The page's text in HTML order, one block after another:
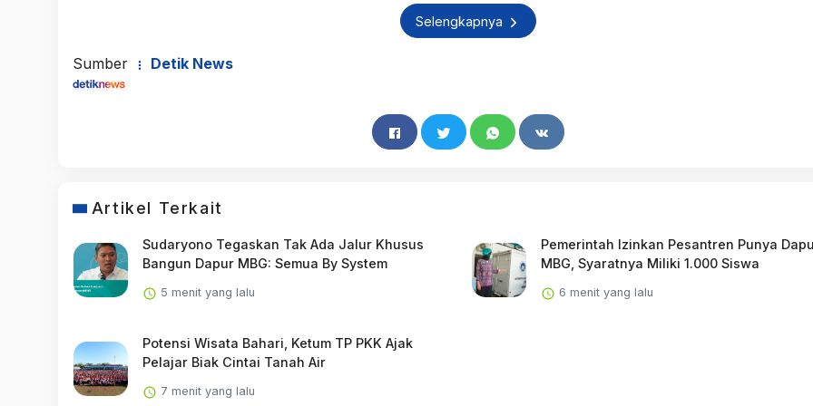
Selengkapnya
Sumber Detik News
Artikel Terkait
Sudaryono Tegaskan Tak Ada Jalur Khusus
Bangun Dapur MBG: Semua By System
5 menit yang lalu
Pemerintah Izinkan Pesantren Punya
MBG, Syaratnya Miliki 1.000 Siswa
6 menit yang lalu
Potensi Wisata Bahari, Ketum TP PKK Ajak
Pelajar Biak Cintai Tanah Air
7 menit yang lalu